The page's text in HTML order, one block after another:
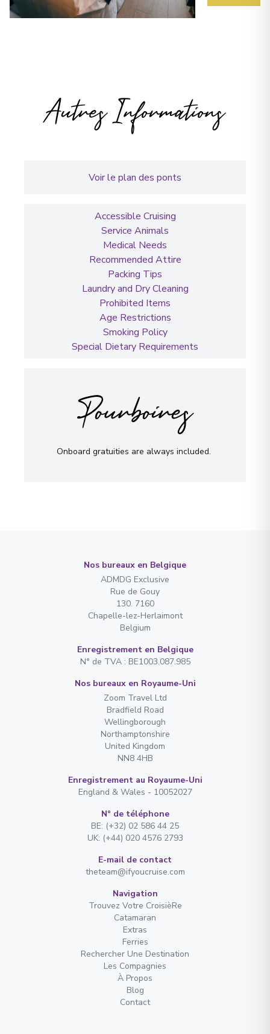
Autres Informations
Voir le plan des ponts
Accessible Cruising
Service Animals
Medical Needs
Recommended Attire
Packing Tips
Laundry and Dry Cleaning
Prohibited Items
Age Restrictions
Smoking Policy
Special Dietary Requirements
Pourboires
Onboard gratuities are always included.
Nos bureaux en Belgique
ADMDG Exclusive
Rue de Gouy
130. 7160
Chapelle-lez-Herlaimont
Belgium
Enregistrement en Belgique
N° de TVA : BE1003.087.985
Nos bureaux en Royaume-Uni
Zoom Travel Ltd
Bradfield Road
Wellingborough
Northamptonshire
United Kingdom
NN8 4HB
Enregistrement au Royaume-Uni
England & Wales - 10052027
N° de téléphone
BE: (+32) 02 586 44 25
UK: (+44) 020 4576 2793
E-mail de contact
theteam@ifyoucruise.com
Navigation
Trouvez Votre CroisièRe
Catamaran
Extras
Ferries
Rechercher Une Destination
Les Compagnies
À Propos
Blog
Contact